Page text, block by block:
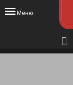
Меню